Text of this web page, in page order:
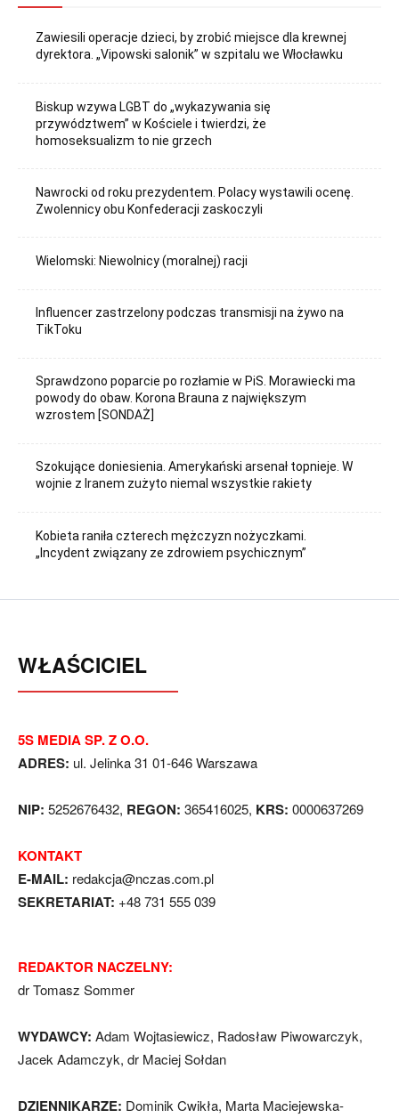
Zawiesili operacje dzieci, by zrobić miejsce dla krewnej
dyrektora. „Vipowski salonik” w szpitalu we Włocławku
Biskup wzywa LGBT do „wykazywania się
przywództwem” w Kościele i twierdzi, że
homoseksualizm to nie grzech
Nawrocki od roku prezydentem. Polacy wystawili ocenę.
Zwolennicy obu Konfederacji zaskoczyli
Wielomski: Niewolnicy (moralnej) racji
Influencer zastrzelony podczas transmisji na żywo na
TikToku
Sprawdzono poparcie po rozłamie w PiS. Morawiecki ma
powody do obaw. Korona Brauna z największym
wzrostem [SONDAŻ]
Szokujące doniesienia. Amerykański arsenał topnieje. W
wojnie z Iranem zużyto niemal wszystkie rakiety
Kobieta raniła czterech mężczyzn nożyczkami.
„Incydent związany ze zdrowiem psychicznym”
WŁAŚCICIEL
5S MEDIA SP. Z O.O.
ADRES: ul. Jelinka 31 01-646 Warszawa
NIP: 5252676432, REGON: 365416025, KRS: 0000637269
KONTAKT
E-MAIL: redakcja@nczas.com.pl
SEKRETARIAT: +48 731 555 039
REDAKTOR NACZELNY:
dr Tomasz Sommer
WYDAWCY: Adam Wojtasiewicz, Radosław Piwowarczyk,
Jacek Adamczyk, dr Maciej Sołdan
DZIENNIKARZE: Dominik Cwikła, Marta Maciejewska-